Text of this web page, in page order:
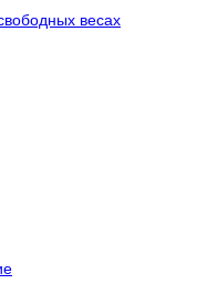
весах